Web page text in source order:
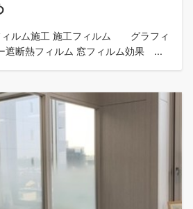
ィルム施工 施工フィルム グラフィ
断熱フィルム 窓フィルム効果 ...